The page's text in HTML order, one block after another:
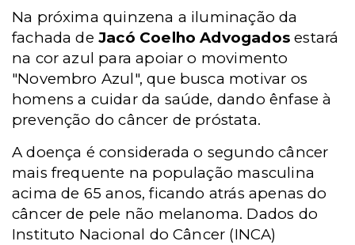
Na próxima quinzena a iluminação da
fachada deJacó Coelho Advogadosestará
na cor azul para apoiar o movimento
"Novembro Azul", que busca motivar os
homens a cuidar da saúde, dando ênfase à
prevenção do câncer de próstata.
A doença é considerada o segundo câncer
mais frequente na população masculina
acima de 65 anos, ficando atrás apenas do
câncer de pele não melanoma. Dados do
Instituto Nacional do Câncer (INCA)